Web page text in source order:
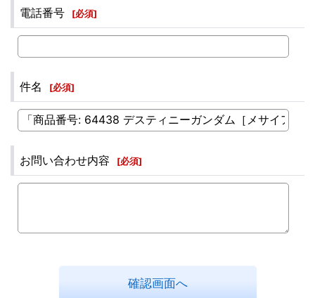
電話番号 [必須]
件名 [必須]
お問い合わせ内容 [必須]
確認画面へ